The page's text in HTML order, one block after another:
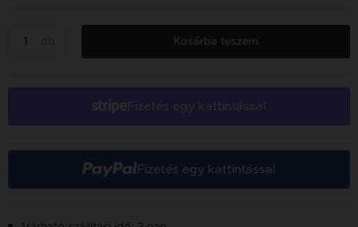
Kosárba teszem
Fizetés egy kattintással